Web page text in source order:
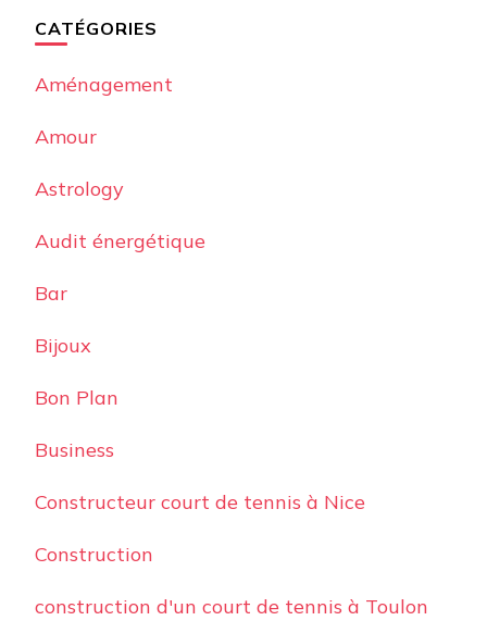
CATÉGORIES
Aménagement
Amour
Astrology
Audit énergétique
Bar
Bijoux
Bon Plan
Business
Constructeur court de tennis à Nice
Construction
construction d'un court de tennis à Toulon